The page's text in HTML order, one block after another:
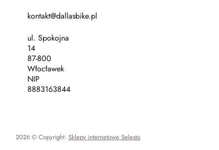
kontakt@dallasbike.pl
ul. Spokojna
14
87-800
Włocławek
NIP
8883163844
2026 © Copyright. Sklepy internetowe Selesto